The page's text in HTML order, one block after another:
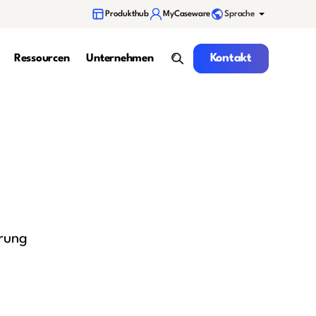
Produkthub MyCaseware Sprache
Ressourcen Unternehmen
Suche
Kontakt
Kontakt